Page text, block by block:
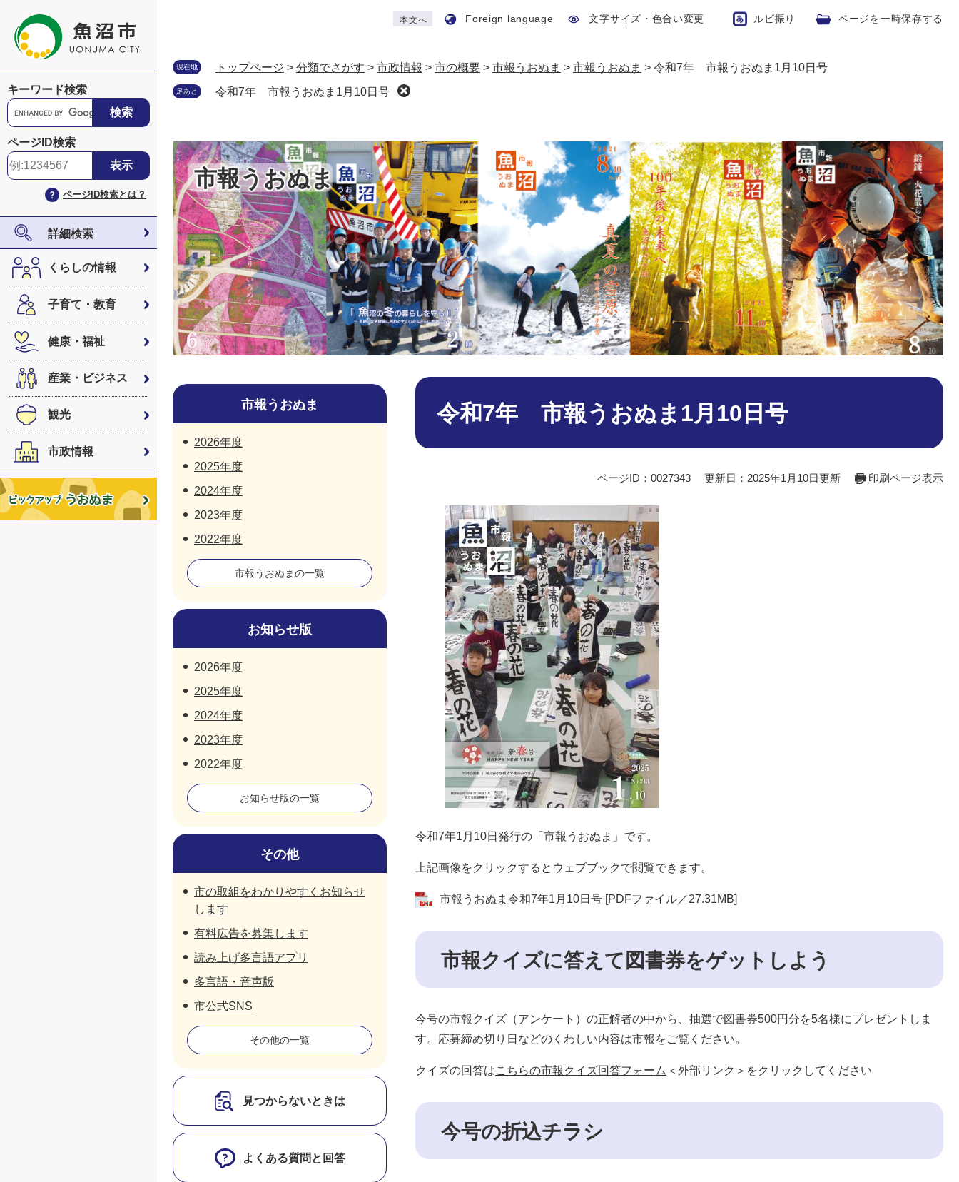
本文へ Foreign language 文字サイズ・色合い変更 ルビ振り ページを一時保存する
キーワード検索
G
o
o
g
ス
タ
ム
検
索
ページID検索
ページID検索とは？
詳細検索
くらしの情報
子育て・教育
健康・福祉
産業・ビジネス
観光
市政情報
現在地 トップページ > 分類でさがす > 市政情報 > 市の概要 > 市報うおぬま > 市報うおぬま > 令和7年 市報うおぬま1月10日号
足あと 令和7年 市報うおぬま1月10日号
市報うおぬま
本
令和7年 市報うおぬま1月10日号
ページID：0027343 更新日：2025年1月10日更新 印刷ページ表示
令和7年1月10日発行の「市報うおぬま」です。
上記画像をクリックするとウェブブックで閲覧できます。
市報うおぬま令和7年1月10日号 [PDFファイル／27.31MB]
市報クイズに答えて図書券をゲットしよう
今号の市報クイズ（アンケート）の正解者の中から、抽選で図書券500円分を5名様にプレゼントしま
す。応募締め切り日などのくわしい内容は市報をご覧ください。
クイズの回答はこちらの市報クイズ回答フォーム ＜外部リンク＞ をクリックしてください
今号の折込チラシ
市報うおぬま
2026年度
2025年度
2024年度
2023年度
2022年度
市報うおぬまの一覧
お知らせ版
2026年度
2025年度
2024年度
2023年度
2022年度
お知らせ版の一覧
その他
市の取組をわかりやすくお知らせ
します
有料広告を募集します
読み上げ多言語アプリ
多言語・音声版
市公式SNS
その他の一覧
見つからないときは
よくある質問と回答